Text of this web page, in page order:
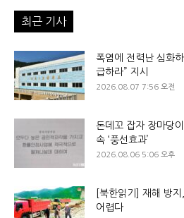
최근 기사
폭염에 전력난 심화
급하라” 지시
2026.08.07 7:56 오전
돈데꼬 잡자 장마당
속 ‘풍선효과’
2026.08.06 5:06 오후
[북한읽기] 재해 방지,
어렵다